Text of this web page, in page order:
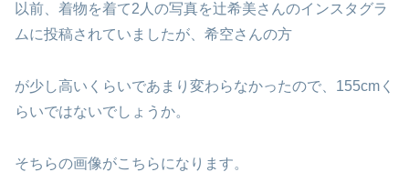
以前、着物を着て2人の写真を辻希美さんのインスタグラ
ムに投稿されていましたが、希空さんの方
が少し高いくらいであまり変わらなかったので、155cmく
らいではないでしょうか。
そちらの画像がこちらになります。